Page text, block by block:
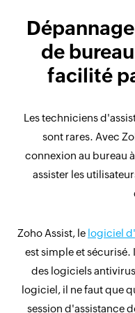
de
facilité
Les techniciens
sont rares. Avec
connexion au bureau
assister les
Zoho Assist, le logiciel
est simple et
des logiciels
logiciel, il ne faut que
session d'assistance